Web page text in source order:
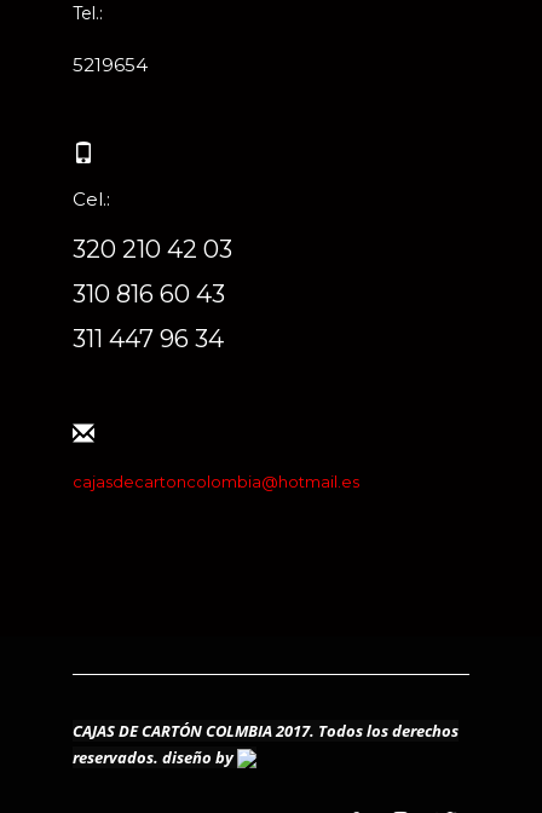
Tel.:
5219654
Cel.:
320 210 42 03
310 816 60 43
311 447 96 34
cajasdecartoncolombia@hotmail.es
CAJAS DE CARTÓN COLMBIA 2017. Todos los derechos
reservados. diseño by